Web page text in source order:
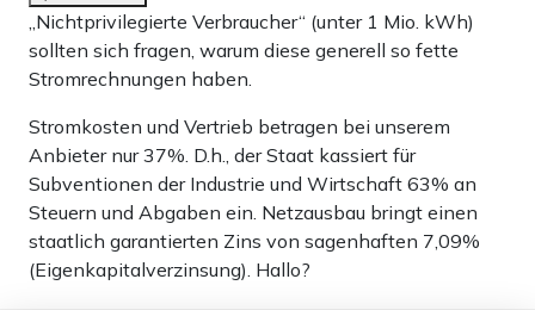
„Nichtprivilegierte Verbraucher“ (unter 1 Mio. kWh)
sollten sich fragen, warum diese generell so fette
Stromrechnungen haben.
Stromkosten und Vertrieb betragen bei unserem
Anbieter nur 37%. D.h., der Staat kassiert für
Subventionen der Industrie und Wirtschaft 63% an
Steuern und Abgaben ein. Netzausbau bringt einen
staatlich garantierten Zins von sagenhaften 7,09%
(Eigenkapitalverzinsung). Hallo?